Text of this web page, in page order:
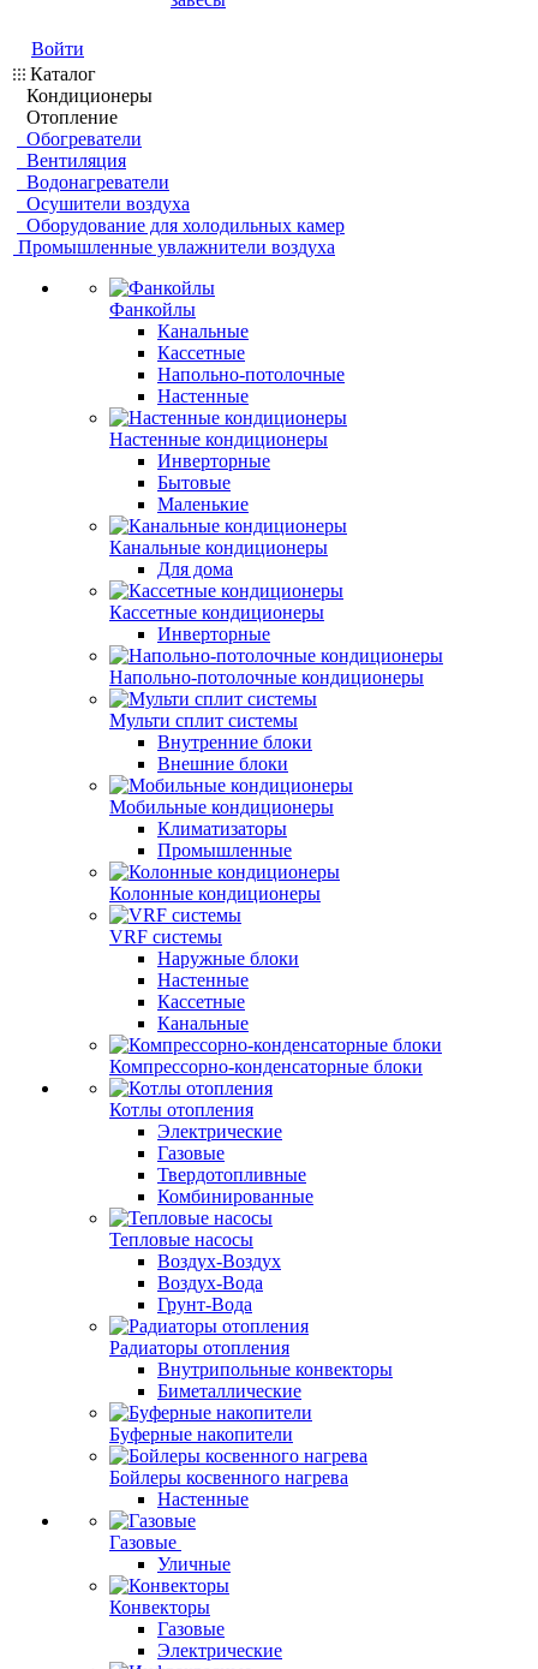
Войти
Каталог
Кондиционеры
Отопление
Обогреватели
Вентиляция
Водонагреватели
Осушители воздуха
Оборудование для холодильных камер
Промышленные увлажнители воздуха
Фанкойлы
Канальные
Кассетные
Напольно-потолочные
Настенные
Настенные кондиционеры
Инверторные
Бытовые
Маленькие
Канальные кондиционеры
Для дома
Кассетные кондиционеры
Инверторные
Напольно-потолочные кондиционеры
Мульти сплит системы
Внутренние блоки
Внешние блоки
Мобильные кондиционеры
Климатизаторы
Промышленные
Колонные кондиционеры
VRF системы
Наружные блоки
Настенные
Кассетные
Канальные
Компрессорно-конденсаторные блоки
Котлы отопления
Электрические
Газовые
Твердотопливные
Комбинированные
Тепловые насосы
Воздух-Воздух
Воздух-Вода
Грунт-Вода
Радиаторы отопления
Внутрипольные конвекторы
Биметаллические
Буферные накопители
Бойлеры косвенного нагрева
Настенные
Газовые
Уличные
Конвекторы
Газовые
Электрические